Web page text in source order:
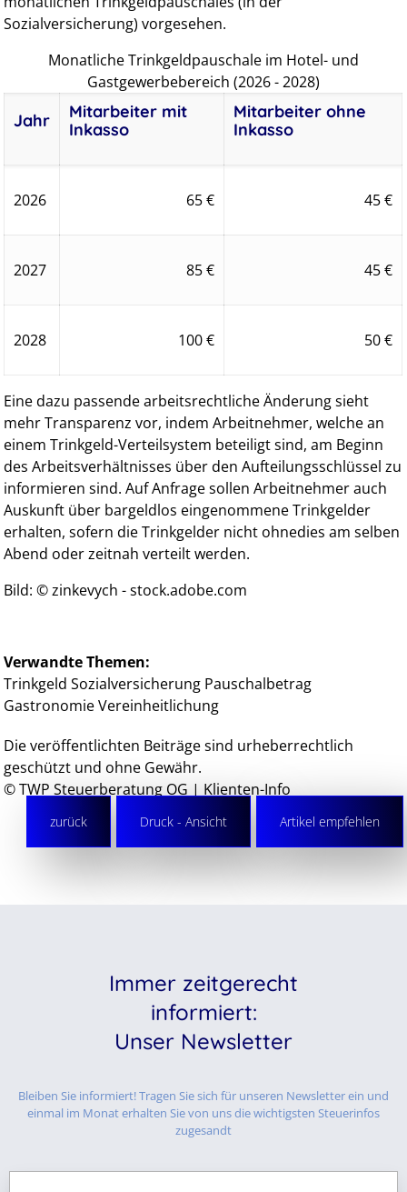
Sozialversicherung) vorgesehen.
Monatliche Trinkgeldpauschale im Hotel- und
Gastgewerbebereich (2026 - 2028)
Jahr
Mitarbeiter mit
Inkasso
Mitarbeiter ohne
Inkasso
2026 65 € 45 €
2027 85 € 45 €
2028 100 € 50 €
Eine dazu passende arbeitsrechtliche Änderung sieht
mehr Transparenz vor, indem Arbeitnehmer, welche an
einem Trinkgeld-Verteilsystem beteiligt sind, am Beginn
des Arbeitsverhältnisses über den Aufteilungsschlüssel zu
informieren sind. Auf Anfrage sollen Arbeitnehmer auch
Auskunft über bargeldlos eingenommene Trinkgelder
erhalten, sofern die Trinkgelder nicht ohnedies am selben
Abend oder zeitnah verteilt werden.
Bild: © zinkevych - stock.adobe.com
Verwandte Themen:
Trinkgeld Sozialversicherung Pauschalbetrag
GastronomieVereinheitlichung
Die veröffentlichten Beiträge sind urheberrechtlich
geschützt und ohne Gewähr.
© TWP Steuerberatung OG | Klienten-Info
zurück Druck - Ansicht Artikel empfehlen
Immer zeitgerecht
informiert:
Unser Newsletter
Bleiben Sie informiert! Tragen Sie sich für unseren Newsletter ein und
einmal im Monat erhalten Sie von uns die wichtigsten Steuerinfos
zugesandt